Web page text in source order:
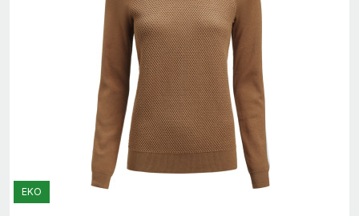
EKO